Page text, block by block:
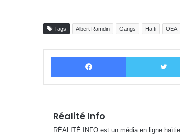
Tags Albert Ramdin Gangs Haïti OEA
Facebook
Réalité Info
RÉALITÉ INFO est un média en ligne